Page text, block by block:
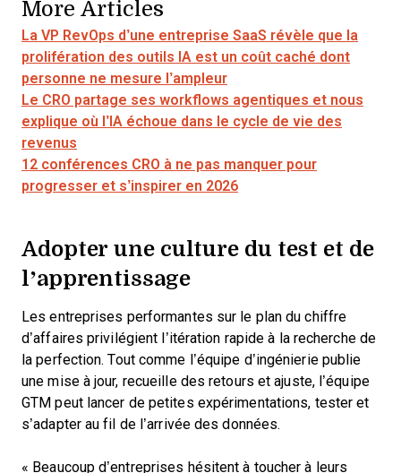
More Articles
La VP RevOps d’une entreprise SaaS révèle que la
prolifération des outils IA est un coût caché dont
personne ne mesure l’ampleur
Le CRO partage ses workflows agentiques et nous
explique où l’IA échoue dans le cycle de vie des
revenus
12 conférences CRO à ne pas manquer pour
progresser et s’inspirer en 2026
Adopter une culture du test et de
l’apprentissage
Les entreprises performantes sur le plan du chiffre
d’affaires privilégient l’itération rapide à la recherche de
la perfection. Tout comme l’équipe d’ingénierie publie
une mise à jour, recueille des retours et ajuste, l’équipe
GTM peut lancer de petites expérimentations, tester et
s’adapter au fil de l’arrivée des données.
« Beaucoup d’entreprises hésitent à toucher à leurs